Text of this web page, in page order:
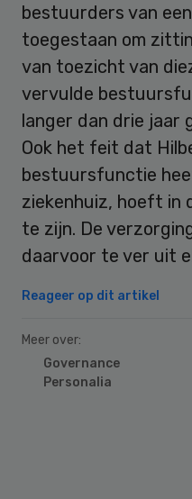
bestuurders van
toegestaan om
van toezicht van
vervulde
langer dan drie jaar
Ook het feit dat
bestuursfunctie
ziekenhuiz, hoeft in
te zijn. De
daarvoor te ver uit
Reageer op dit artikel
Meer over:
Governance
Personalia